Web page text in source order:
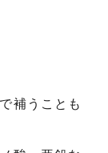
補うことも